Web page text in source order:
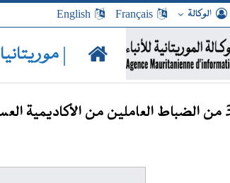
الوكالة Français
English
| موريتانيا